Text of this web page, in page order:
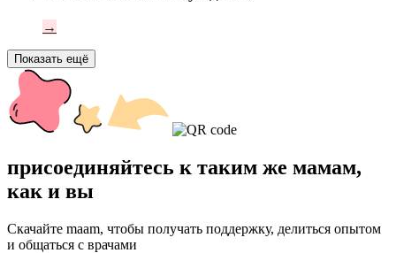
→
Показать ещё
присоединяйтесь к таким же мамам,
как и вы
Скачайте maam, чтобы получать поддержку, делиться опытом
и общаться с врачами